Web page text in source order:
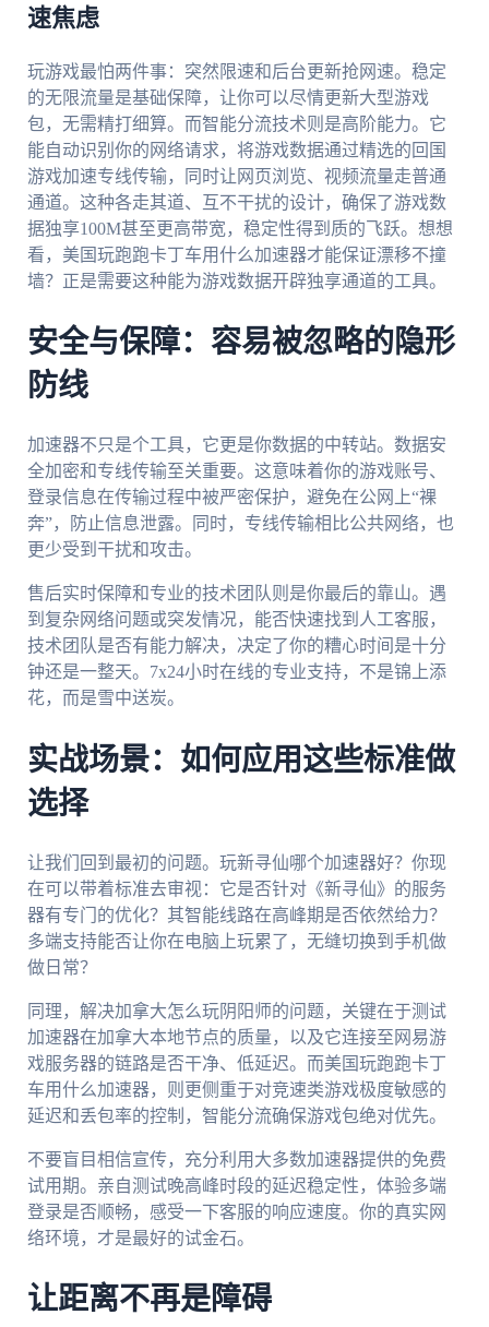
速焦虑
玩游戏最怕两件事：突然限速和后台更新抢网速。稳定
的无限流量是基础保障，让你可以尽情更新大型游戏
包，无需精打细算。而智能分流技术则是高阶能力。它
能自动识别你的网络请求，将游戏数据通过精选的回国
游戏加速专线传输，同时让网页浏览、视频流量走普通
通道。这种各走其道、互不干扰的设计，确保了游戏数
据独享100M甚至更高带宽，稳定性得到质的飞跃。想想
看，美国玩跑跑卡丁车用什么加速器才能保证漂移不撞
墙？正是需要这种能为游戏数据开辟独享通道的工具。
安全与保障：容易被忽略的隐形
防线
加速器不只是个工具，它更是你数据的中转站。数据安
全加密和专线传输至关重要。这意味着你的游戏账号、
登录信息在传输过程中被严密保护，避免在公网上“裸
奔”，防止信息泄露。同时，专线传输相比公共网络，也
更少受到干扰和攻击。
售后实时保障和专业的技术团队则是你最后的靠山。遇
到复杂网络问题或突发情况，能否快速找到人工客服，
技术团队是否有能力解决，决定了你的糟心时间是十分
钟还是一整天。7x24小时在线的专业支持，不是锦上添
花，而是雪中送炭。
实战场景：如何应用这些标准做
选择
让我们回到最初的问题。玩新寻仙哪个加速器好？你现
在可以带着标准去审视：它是否针对《新寻仙》的服务
器有专门的优化？其智能线路在高峰期是否依然给力？
多端支持能否让你在电脑上玩累了，无缝切换到手机做
做日常？
同理，解决加拿大怎么玩阴阳师的问题，关键在于测试
加速器在加拿大本地节点的质量，以及它连接至网易游
戏服务器的链路是否干净、低延迟。而美国玩跑跑卡丁
车用什么加速器，则更侧重于对竞速类游戏极度敏感的
延迟和丢包率的控制，智能分流确保游戏包绝对优先。
不要盲目相信宣传，充分利用大多数加速器提供的免费
试用期。亲自测试晚高峰时段的延迟稳定性，体验多端
登录是否顺畅，感受一下客服的响应速度。你的真实网
络环境，才是最好的试金石。
让距离不再是障碍